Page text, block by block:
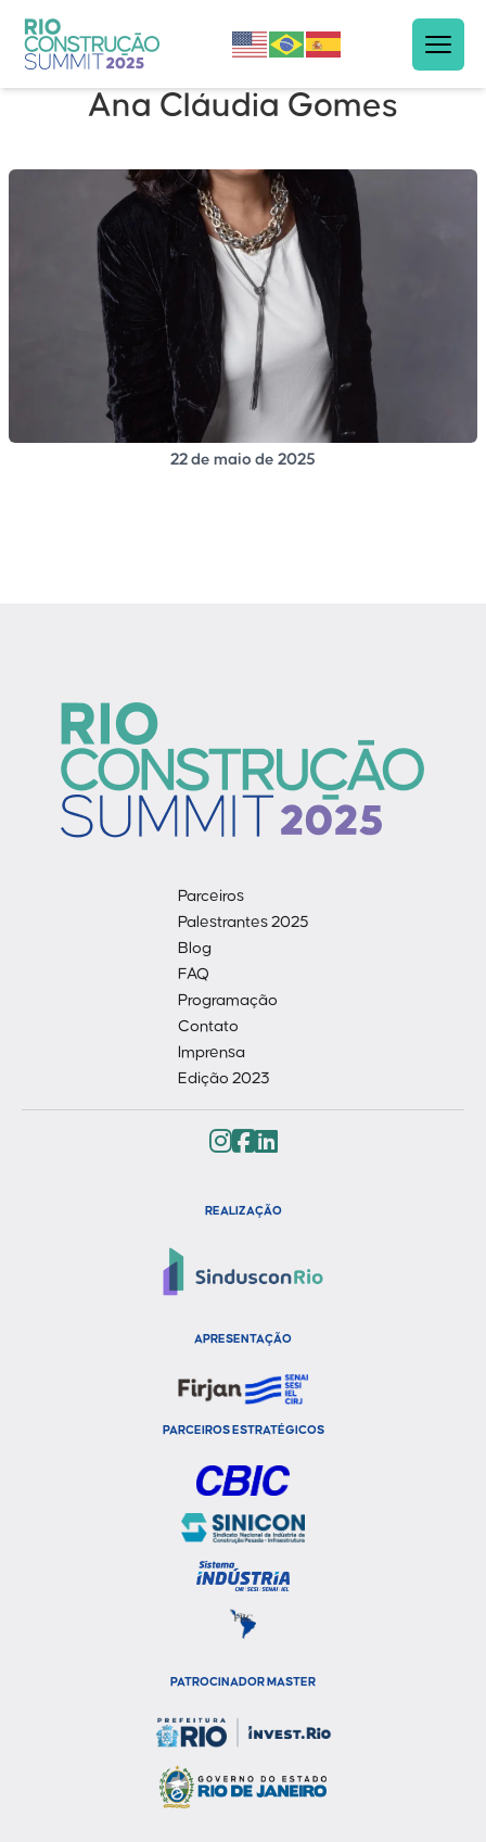
Ana Cláudia Gomes
22 de maio de 2025
Parceiros
Palestrantes 2025
Blog
FAQ
Programação
Contato
Imprensa
Edição 2023
REALIZAÇÃO
APRESENTAÇÃO
PARCEIROS ESTRATÉGICOS
PATROCINADOR MASTER